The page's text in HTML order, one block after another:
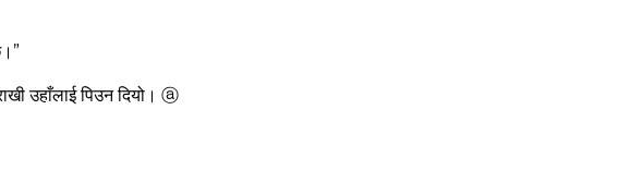
उहाँलाई पिउन दियो। ⓐ